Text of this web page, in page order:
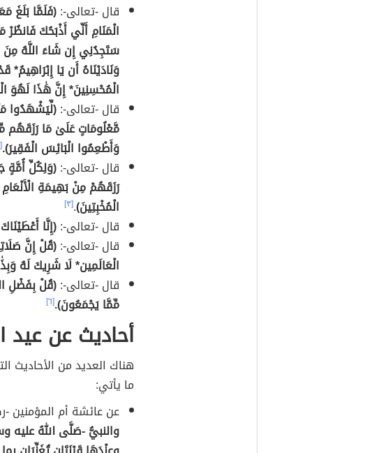
قال -تعالى-:(فَلَمَّا بَلَغَ
الْمَنَامِ أَنِّي أَذْبَحُكَ فَانظُرْ
سَتَجِدُنِي إِن شَاءَ اللَّهُ مِنَ
وَنَادَيْنَاهُ أَن يَا
الْمُحْسِنِينَ* إِنَّ هَٰذَا لَهُوَ
قال -تعالى-:(لِّيَشْهَدُوا
مَّعْلُومَاتٍ عَلَىٰ مَا رَزَقَهُم
وَأَطْعِمُوا الْبَائِسَ الْفَقِيرَ).[٢]
قال -تعالى-:(وَلِكُلِّ أُمَّةٍ
رَزَقَهُمْ مِنْ بَهِيمَةِ
الْمُخْبِتِينَ).[٣]
قال -تعالى-:(إِنَّا
قال -تعالى-:(قُلْ إِنَّ
الْعَالَمِين* لَا شَرِيكَ لَهُ
قال -تعالى-:(قُلْ بِفَضْلِ
مِّمَّا يَجْمَعُونَ).[٦]
أحاديث عن عيد
هناك العديد من الأحاديث
ما يأتي:
عن عائشة أم المؤمنين
والنبيُّ -صَلَّى اللهُ عليه